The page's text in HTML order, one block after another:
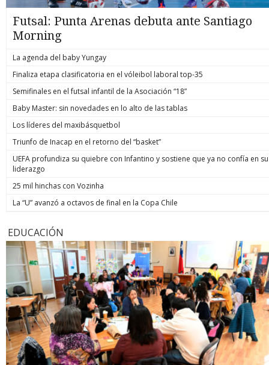
Futsal: Punta Arenas debuta ante Santiago
Morning
La agenda del baby Yungay
Finaliza etapa clasificatoria en el vóleibol laboral top-35
Semifinales en el futsal infantil de la Asociación “18”
Baby Master: sin novedades en lo alto de las tablas
Los líderes del maxibásquetbol
Triunfo de Inacap en el retorno del “basket”
UEFA profundiza su quiebre con Infantino y sostiene que ya no confía en su
liderazgo
25 mil hinchas con Vozinha
La “U” avanzó a octavos de final en la Copa Chile
EDUCACIÓN